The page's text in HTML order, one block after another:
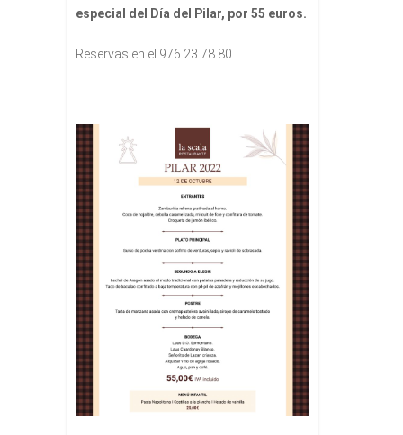
especial del Día del Pilar, por 55 euros.
Reservas en el 976 23 78 80.